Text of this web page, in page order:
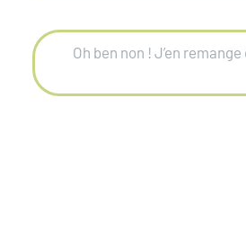
Oh ben non ! J’en remange